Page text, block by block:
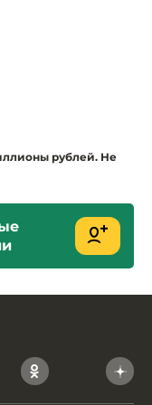
рублей. Не